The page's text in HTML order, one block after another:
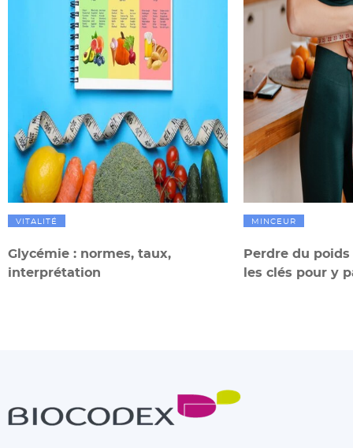
VITALITÉ
Glycémie : normes, taux,
interprétation
MINCEUR
Perdre du
les clés pour y